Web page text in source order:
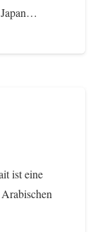
Japan…
ist eine